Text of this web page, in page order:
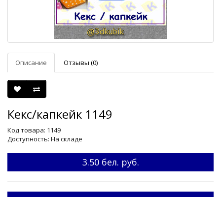
Описание Отзывы (0)
Кекс/капкейк 1149
Код товара: 1149
Доступность: На складе
3.50 бел. руб.